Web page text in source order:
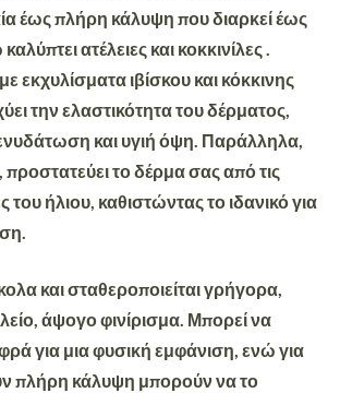
έως πλήρη κάλυψη που διαρκεί έως
ατέλειες και κοκκινίλες .
εκχυλίσματα ιβίσκου και κόκκινης
την ελαστικότητα του δέρματος,
και υγιή όψη. Παράλληλα,
προστατεύει το δέρμα σας από τις
του ήλιου, καθιστώντας το ιδανικό για
και σταθεροποιείται γρήγορα,
άψογο φινίρισμα. Μπορεί να
για μια φυσική εμφάνιση, ενώ για
πλήρη κάλυψη μπορούν να το